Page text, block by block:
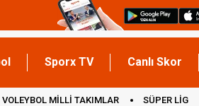
Sporx TV Canlı Skor
VOLEYBOL MİLLİ TAKIMLAR SÜPER LİG